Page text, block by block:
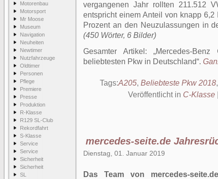
Motorenbau
Motorsport
Mr Moose
Museum
Navigation
Neuheiten
Newtimer
Nutzfahrzeuge
Oldtimer
Personen
Pflege
Premiere
Presse
Produktion
R-Klasse
R129 SL-Club
Rekordfahrt
S-Klasse
Service
Service
Sicherheit
Sicherheit
SL
vergangenen Jahr rollten 211.512
entspricht einem Anteil von knapp
Prozent an den Neuzulassungen in
(450 Wörter, 6 Bilder)
Gesamter Artikel:
Mercedes-
beliebtesten Pkw in Deutschland .
Tags:A205, Beliebteste Pkw 2018
Veröffentlicht in C-Klasse
mercedes-seite.de
Dienstag, 01. Januar 2019
Das Team von mercedes-